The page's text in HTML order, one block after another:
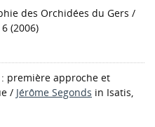
des Orchidées du Gers /
(2006)
première approche et
/ Jérôme Segonds in Isatis,